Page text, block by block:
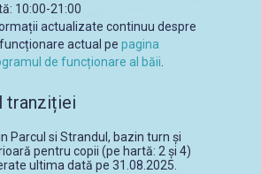
10:00-21:00
actualizate continuu despre
actual pe pagina
de funcționare al băii
tranziției
Parcul si Strandul, bazin turn și
pentru copii (pe hartă: 2 și 4)
ultima dată pe 31.08.2025.